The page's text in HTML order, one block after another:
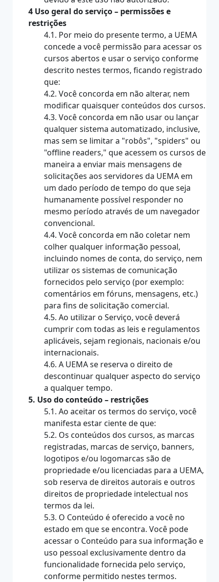
4 Uso geral do serviço – permissões e
restrições
4.1. Por meio do presente termo, a UEMA
concede a você permissão para acessar os
cursos abertos e usar o serviço conforme
descrito nestes termos, ficando registrado
que:
4.2. Você concorda em não alterar, nem
modificar quaisquer conteúdos dos cursos.
4.3. Você concorda em não usar ou lançar
qualquer sistema automatizado, inclusive,
mas sem se limitar a "robôs", "spiders" ou
"offline readers," que acessem os cursos de
maneira a enviar mais mensagens de
solicitações aos servidores da UEMA em
um dado período de tempo do que seja
humanamente possível responder no
mesmo período através de um navegador
convencional.
4.4. Você concorda em não coletar nem
colher qualquer informação pessoal,
incluindo nomes de conta, do serviço, nem
utilizar os sistemas de comunicação
fornecidos pelo serviço (por exemplo:
comentários em fóruns, mensagens, etc.)
para fins de solicitação comercial.
4.5. Ao utilizar o Serviço, você deverá
cumprir com todas as leis e regulamentos
aplicáveis, sejam regionais, nacionais e/ou
internacionais.
4.6. A UEMA se reserva o direito de
descontinuar qualquer aspecto do serviço
a qualquer tempo.
5. Uso do conteúdo – restrições
5.1. Ao aceitar os termos do serviço, você
manifesta estar ciente de que:
5.2. Os conteúdos dos cursos, as marcas
registradas, marcas de serviço, banners,
logotipos e/ou logomarcas são de
propriedade e/ou licenciadas para a UEMA,
sob reserva de direitos autorais e outros
direitos de propriedade intelectual nos
termos da lei.
5.3. O Conteúdo é oferecido a você no
estado em que se encontra. Você pode
acessar o Conteúdo para sua informação e
uso pessoal exclusivamente dentro da
funcionalidade fornecida pelo serviço,
conforme permitido nestes termos.